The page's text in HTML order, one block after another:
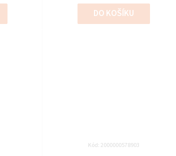
DO KOŠÍKU
Kód: 2000000578903